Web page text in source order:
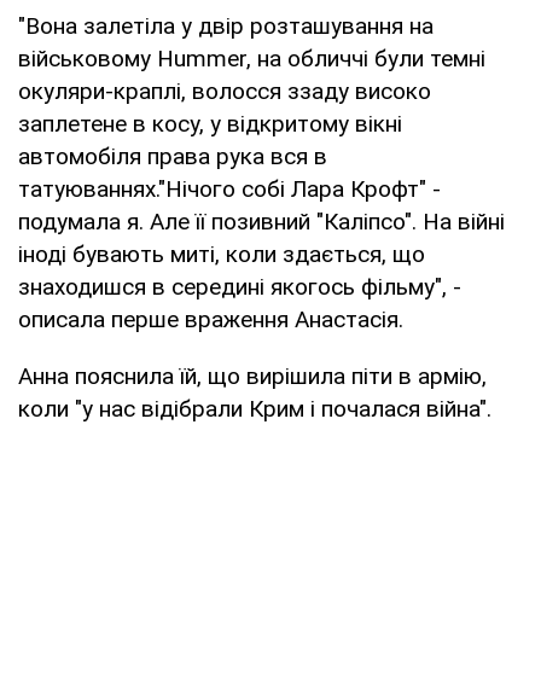
"Вона залетіла у двір розташування на
військовому Hummer, на обличчі були темні
окуляри-краплі, волосся ззаду високо
заплетене в косу, у відкритому вікні
автомобіля права рука вся в
татуюваннях."Нічого собі Лара Крофт" -
подумала я. Але її позивний "Каліпсо". На війні
іноді бувають миті, коли здається, що
знаходишся в середині якогось фільму", -
описала перше враження Анастасія.
Анна пояснила їй, що вирішила піти в армію,
коли "у нас відібрали Крим і почалася війна".